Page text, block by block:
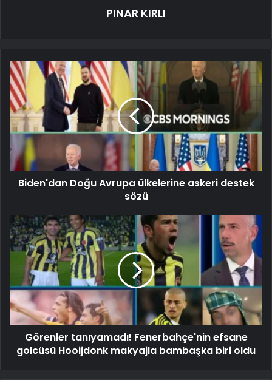
PINAR KIRLI
Biden'dan Doğu Avrupa ülkelerine askeri destek
sözü
Görenler tanıyamadı! Fenerbahçe'nin efsane
golcüsü Hooijdonk makyajla bambaşka biri oldu